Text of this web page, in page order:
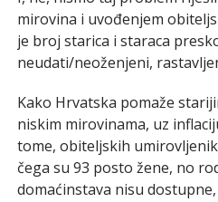
mirovina i uvođenjem
je broj starica i staraca
neudati/neoženjeni,
Kako Hrvatska pomaže
niskim mirovinama, uz
tome, obiteljskih
čega su 93 posto žene, no
domaćinstava nisu